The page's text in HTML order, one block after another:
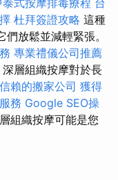
泰式按摩排毒療程 台
杜拜簽證攻略 這種
放鬆並減輕緊張。
專業禮儀公司推薦
深層組織按摩對於長
賴的搬家公司 獲得
務 Google SEO操
組織按摩可能是您